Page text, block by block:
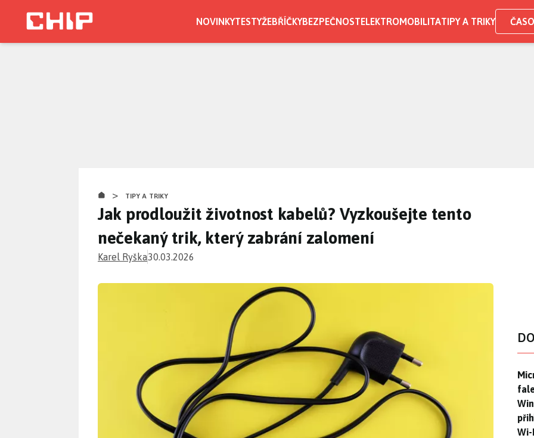
NOVINKYTESTYŽEBŘÍČKYBEZPEČNOSTELEKTROMOBILITATIPY A TRIKY
> TIPY A TRIKY
Jak prodloužit životnost kabelů? Vyzkoušejte tento
nečekaný trik, který zabrání zalomení
Karel Ryška30.03.2026
Wi-